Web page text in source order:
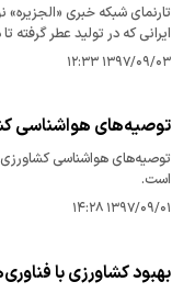
تارنمای شبکه خبری
ایرانی که در تولید عطر گرفته
است.
۱۳۹۷/۰۹/۰۳ ۱۲:۳۳
توصیه‌های هواشناسی کشاورزی تا ۴ آذر
است.
۱۳۹۷/۰۹/۰۱ ۱۴:۲۸
بهبود کشاورزی با